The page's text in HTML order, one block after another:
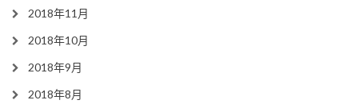
2018年11月
2018年10月
2018年9月
2018年8月